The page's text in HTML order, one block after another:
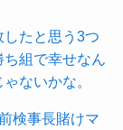
たと思う3つ
組で幸せなん
ないかな。
検事長賭けマ